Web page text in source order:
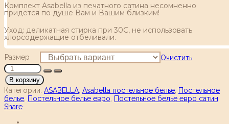
Комплект Asabella из печатного сатина несомненно
придется по душе Вам и Вашим близким!
Уход: деликатная стирка при 30С, не использовать
хлорсодержащие отбеливали.
Размер Очистить
В корзину
Категории: ASABELLA Asabella постельное белье Постельное
белье Постельное белье евро
Постельное белье евро сатин
Share